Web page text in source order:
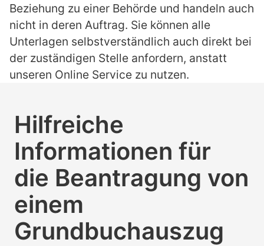
Beziehung zu einer Behörde und handeln auch
nicht in deren Auftrag. Sie können alle
Unterlagen selbstverständlich auch direkt bei
der zuständigen Stelle anfordern, anstatt
unseren Online Service zu nutzen.
Hilfreiche
Informationen für
die Beantragung von
einem
Grundbuchauszug